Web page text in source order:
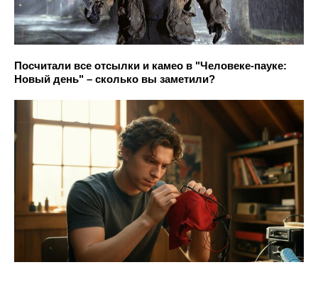
Посчитали все отсылки и камео в "Человеке-пауке:
Новый день" – сколько вы заметили?